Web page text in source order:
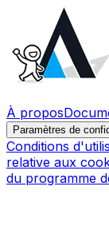
À propos
Paramètres de
Conditions
relative aux
du programme